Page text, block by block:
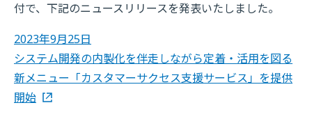
付で、下記のニュースリリースを発表いたしました。
2023年9月25日
システム開発の内製化を伴走しながら定着・活用を図る
新メニュー「カスタマーサクセス支援サービス」を提供
開始